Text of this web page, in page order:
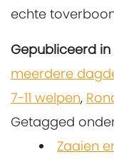
echte
Gepubliceerd in
meerdere
7-11 welpen,
Getagged
Zaaien